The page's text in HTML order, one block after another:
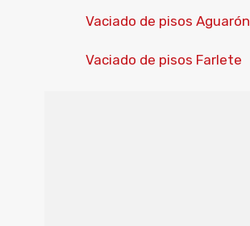
Vaciado de pisos Aguarón
Vaciado de pisos Farlete